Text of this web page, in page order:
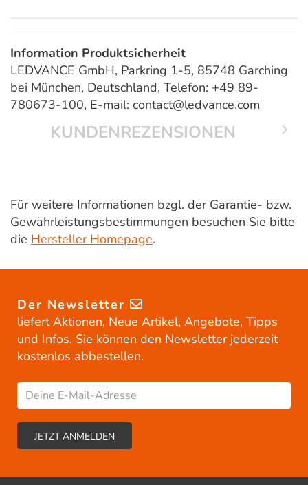
Information Produktsicherheit
LEDVANCE GmbH, Parkring 1-5, 85748 Garching
bei München, Deutschland, Telefon: +49 89-
780673-100, E-mail: contact@ledvance.com
KUNDENREZENSIONEN
Für weitere Informationen bzgl. der Garantie- bzw.
Gewährleistungsbestimmungen besuchen Sie bitte
die Hersteller Homepage.
Der Newsletter
liefert Aktionen, Neue Artikel, Angebote, Tipps
und Infos. Sie können den Newsletter jederzeit
kostenlos abbestellen.